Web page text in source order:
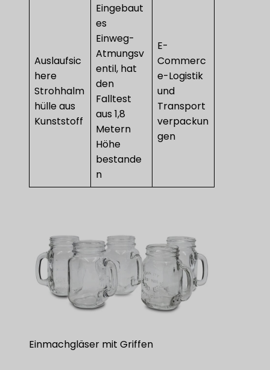
Auslaufsic
here
Strohhalm
hülle aus
Kunststoff
Eingebaut
es
Einweg-
Atmungsv
entil, hat
den
Falltest
aus 1,8
Metern
Höhe
bestande
n
E-
Commerc
e-Logistik
und
Transport
verpackun
gen
Einmachgläser mit Griffen